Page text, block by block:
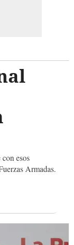
esos
Armadas.